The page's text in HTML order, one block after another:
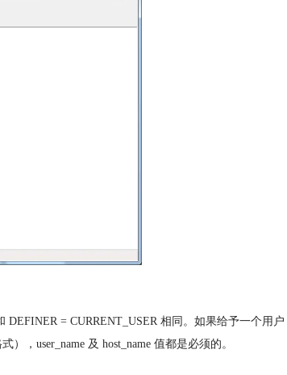
DEFINER = CURRENT_USER 相同。如果给予一个用户
，user_name 及 host_name 值都是必须的。